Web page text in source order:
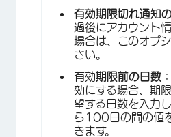
有効期限切れ通知
過後にアカウント
場合は、このオプ
さい。
有効期限前の日数
効にする場合、期
望する日数を入力
ら100日の間の値
きます。